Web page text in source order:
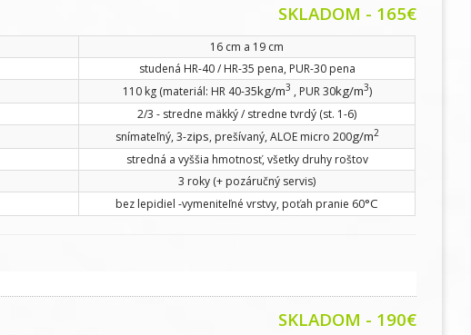
SKLADOM - 165€
16 cm a 19 cm
studená HR-40 / HR-35 pena, PUR-30 pena
110 kg (materiál: HR 40-35kg/m3 , PUR 30kg/m3)
2/3 - stredne mäkký / stredne tvrdý (st. 1-6)
snímateľný, 3-zips, prešívaný, ALOE micro 200g/m2
stredná a vyššia hmotnosť, všetky druhy roštov
3 roky (+ pozáručný servis)
bez lepidiel -vymeniteľné vrstvy, poťah pranie 60°C
SKLADOM - 190€